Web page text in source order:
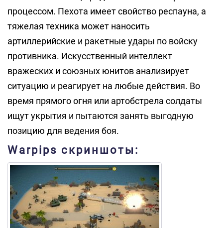
процессом. Пехота имеет свойство респауна, а
тяжелая техника может наносить
артиллерийские и ракетные удары по войску
противника. Искусственный интеллект
вражеских и союзных юнитов анализирует
ситуацию и реагирует на любые действия. Во
время прямого огня или артобстрела солдаты
ищут укрытия и пытаются занять выгодную
позицию для ведения боя.
Warpips скриншоты: